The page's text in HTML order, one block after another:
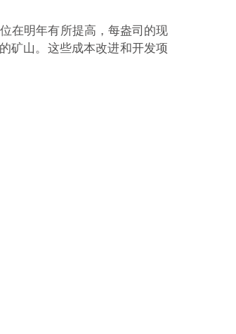
在明年有所提高，每盎司的现
矿山。这些成本改进和开发项